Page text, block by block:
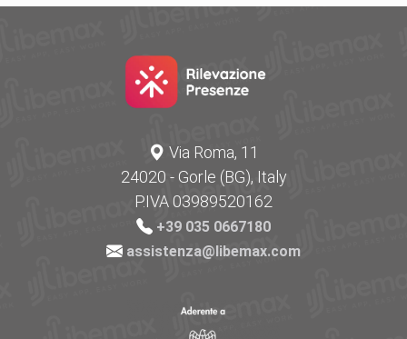
Via Roma, 11
24020 - Gorle (BG), Italy
P.IVA 03989520162
+39 035 0667180
assistenza@libemax.com